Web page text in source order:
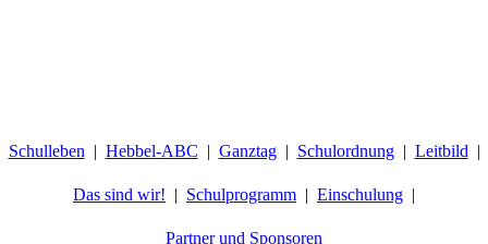
Schulleben Hebbel-ABC Ganztag Schulordnung Leitbild
Das sind wir! Schulprogramm Einschulung
Partner und Sponsoren